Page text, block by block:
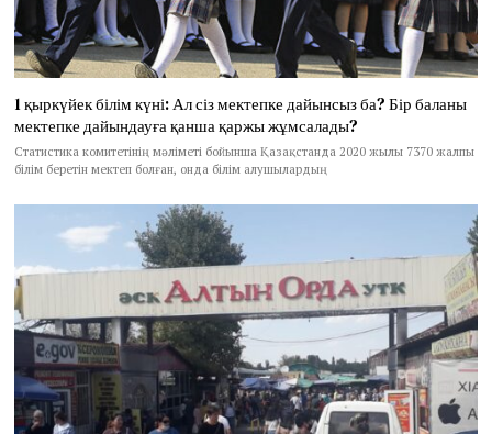
1 қыркүйек білім күні: Ал сіз мектепке дайынсыз ба? Бір баланы
мектепке дайындауға қанша қаржы жұмсалады?
Статистика комитетінің мәліметі бойынша Қазақстанда 2020 жылы 7370 жалпы
білім беретін мектеп болған, онда білім алушылардың